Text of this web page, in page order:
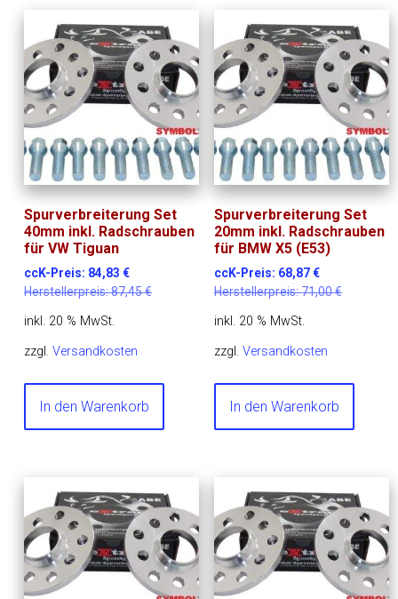
Spurverbreiterung Set
40mm inkl. Radschrauben
für VW Tiguan
ccK-Preis: 84,83€
Herstellerpreis:87,45€
inkl. 20 % MwSt.
zzgl.Versandkosten
In den Warenkorb
Spurverbreiterung Set
20mm inkl. Radschrauben
für BMW X5 (E53)
ccK-Preis: 68,87€
Herstellerpreis:71,00€
inkl. 20 % MwSt.
zzgl. Versandkosten
In den Warenkorb